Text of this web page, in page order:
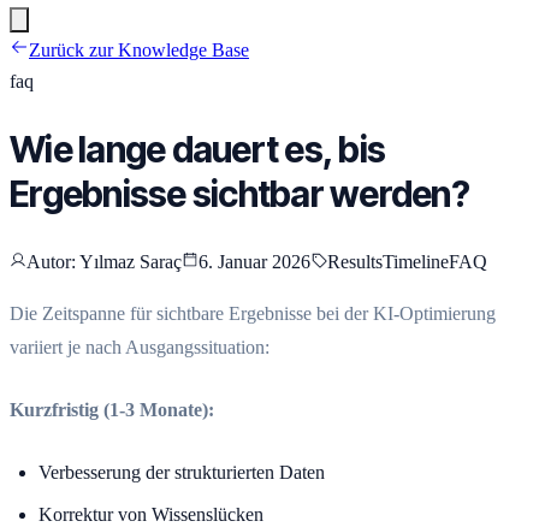
Zurück zur Knowledge Base
faq
Wie lange dauert es, bis
Ergebnisse sichtbar werden?
Autor: Yılmaz Saraç 6. Januar 2026 ResultsTimelineFAQ
Die Zeitspanne für sichtbare Ergebnisse bei der KI-Optimierung
variiert je nach Ausgangssituation:
Kurzfristig (1-3 Monate):
Verbesserung der strukturierten Daten
Korrektur von Wissenslücken